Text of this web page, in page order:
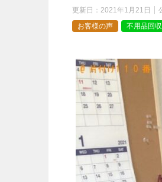
更新日： 2021年1月21日
お客様の声
不用品回